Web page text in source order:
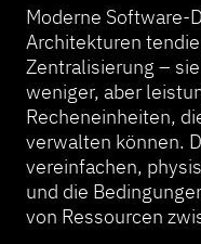
Moderne Software-
Architekturen
Zentralisierung –
weniger, aber
Recheneinheiten,
verwalten können.
vereinfachen,
und die
von Ressourcen